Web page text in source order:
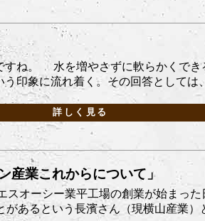
すね。 水を増やさずに軟らかくで
印象に流れ着く。その回答としては
詳しく見る
産業これからについて」
スオーシー業平工場の創業が始まっ
あるという長濱さん（現横山産業）